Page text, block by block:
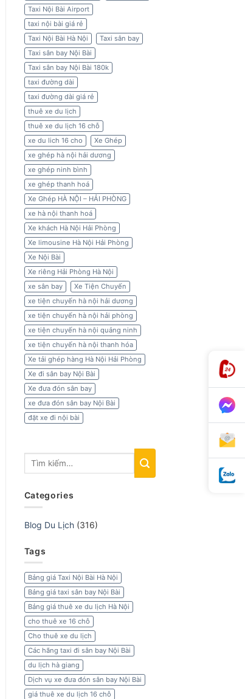
Taxi Nội Bài Airport
taxi nội bài giá rẻ
Taxi Nội Bài Hà Nội
Taxi sân bay
Taxi sân bay Nội Bài
Taxi sân bay Nội Bài 180k
taxi đường dài
taxi đường dài giá rẻ
thuê xe du lịch
thuê xe du lịch 16 chỗ
xe du lich 16 cho
Xe Ghép
xe ghép hà nội hải dương
xe ghép ninh bình
xe ghép thanh hoá
Xe Ghép HÀ NỘI – HẢI PHÒNG
xe hà nội thanh hoá
Xe khách Hà Nội Hải Phòng
Xe limousine Hà Nội Hải Phòng
Xe Nội Bài
Xe riêng Hải Phòng Hà Nội
xe sân bay
Xe Tiện Chuyến
xe tiện chuyến hà nội hải dương
xe tiện chuyến hà nội hải phòng
xe tiện chuyến hà nội quảng ninh
xe tiện chuyến hà nội thanh hóa
Xe tải ghép hàng Hà Nội Hải Phòng
Xe đi sân bay Nội Bài
Xe đưa đón sân bay
xe đưa đón sân bay Nội Bài
đặt xe đi nội bài
Categories
Blog Du Lịch(316)
Tags
Bảng giá Taxi Nội Bài Hà Nội
Bảng giá taxi sân bay Nội Bài
Bảng giá thuê xe du lịch Hà Nội
cho thuê xe 16 chỗ
Cho thuê xe du lịch
Các hãng taxi đi sân bay Nội Bài
du lịch hà giang
Dịch vụ xe đưa đón sân bay Nội Bài
giá thuê xe du lịch 16 chỗ